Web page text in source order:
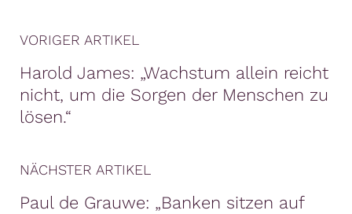
VORIGER ARTIKEL
Harold James: „Wachstum allein reicht
nicht, um die Sorgen der Menschen zu
lösen.“
NÄCHSTER ARTIKEL
Paul de Grauwe: „Banken sitzen auf